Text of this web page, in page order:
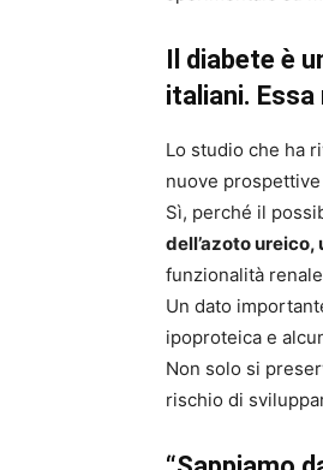
Il diabete è
italiani.
Lo studio che ha
nuove
Sì, perché il
dell’azoto
funzionalità
Un dato
ipoproteica e
Non solo si
rischio di